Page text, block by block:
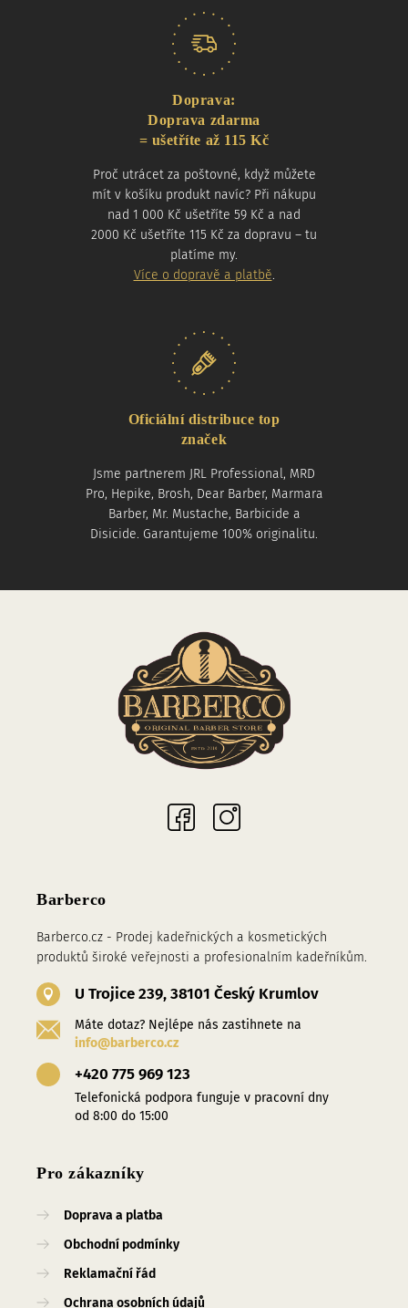
Doprava:
Doprava zdarma
= ušetříte až 115 Kč
Proč utrácet za poštovné, když můžete
mít v košíku produkt navíc? Při nákupu
nad 1 000 Kč ušetříte 59 Kč a nad
2000 Kč ušetříte 115 Kč za dopravu – tu
platíme my.
Více o dopravě a platbě.
Oficiální distribuce top
značek
Jsme partnerem JRL Professional, MRD
Pro, Hepike, Brosh, Dear Barber, Marmara
Barber, Mr. Mustache, Barbicide a
Disicide. Garantujeme 100% originalitu.
Barberco
Barberco.cz - Prodej kadeřnických a kosmetických
produktů široké veřejnosti a profesionalním kadeřníkům.
U Trojice 239, 38101 Český Krumlov
Máte dotaz? Nejlépe nás zastihnete na
info@barberco.cz
+420 775 969 123
Telefonická podpora funguje v pracovní dny
od 8:00 do 15:00
Pro zákazníky
Doprava a platba
Obchodní podmínky
Reklamační řád
Ochrana osobních údajů